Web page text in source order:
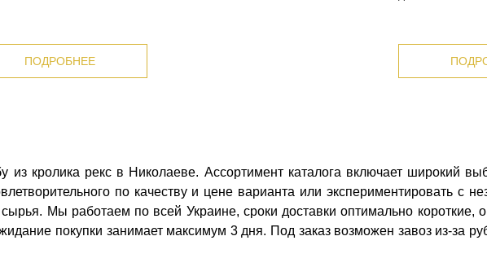
из кролика рекс в Николаеве. Ассортимент каталога включает широкий
по качеству и цене варианта или экспериментировать с
Мы работаем по всей Украине, сроки доставки оптимально короткие,
покупки занимает максимум 3 дня. Под заказ возможен завоз из-за
ПОДРОБНЕЕ